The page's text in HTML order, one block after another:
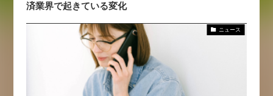
済業界で起きている変化
ニュース